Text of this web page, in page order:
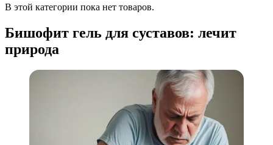
В этой категории пока нет товаров.
Бишофит гель для суставов: лечит
природа